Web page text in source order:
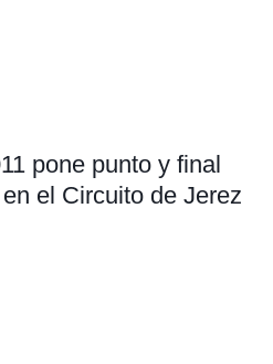
pone punto y final
el Circuito de Jerez